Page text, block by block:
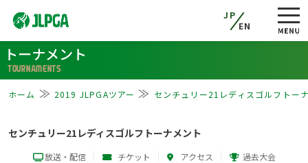
JP
EN
トーナメント
TOURNAMENTS
ホーム 2019 JLPGAツアー センチュリー21レディスゴルフトー
センチュリー21レディスゴルフトーナメント
放送・配信 チケット アクセス 過去大会